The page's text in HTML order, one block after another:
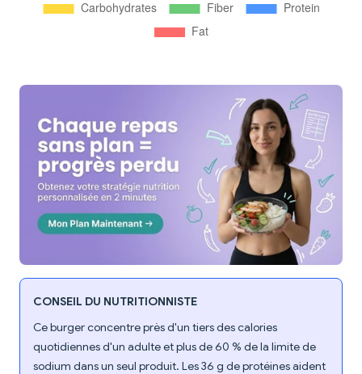
CONSEIL DU NUTRITIONNISTE
Ce burger concentre près d'un tiers des calories
quotidiennes d'un adulte et plus de 60 % de la limite de
sodium dans un seul produit. Les 36 g de protéines aident